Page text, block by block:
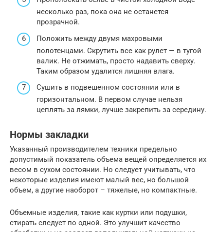
несколько раз, пока она не останется
прозрачной.
Положить между двумя махровыми
полотенцами. Скрутить все как рулет — в тугой
валик. Не отжимать, просто надавить сверху.
Таким образом удалится лишняя влага.
Сушить в подвешенном состоянии или в
горизонтальном. В первом случае нельзя
цеплять за лямки, лучше закрепить за середину.
Нормы закладки
Указанный производителем техники предельно
допустимый показатель объема вещей определяется их
весом в сухом состоянии. Но следует учитывать, что
некоторые изделия имеют малый вес, но большой
объем, а другие наоборот – тяжелые, но компактные.
Объемные изделия, такие как куртки или подушки,
стирать следует по одной. Это улучшит качество